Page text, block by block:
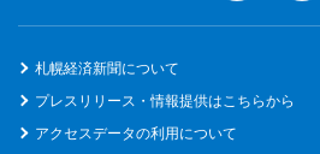
札幌経済新聞について
プレスリリース・情報提供はこちらから
アクセスデータの利用について